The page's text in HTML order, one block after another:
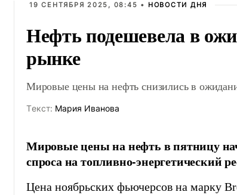
19 СЕНТЯБРЯ 2025, 08:45 • НОВОСТИ ДНЯ
Нефть подешевела в
рынке
Мировые цены на нефть снизились в
Tекст: Мария Иванова
Мировые цены на нефть в пятницу
спроса на топливно-энергетический
Цена ноябрьских фьючерсов на марку